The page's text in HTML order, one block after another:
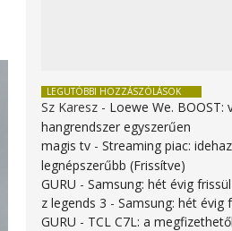
LEGUTÓBBI HOZZÁSZÓLÁSOK
Sz Karesz - Loewe We. BOOST:
hangrendszer egyszerűen
magis tv -Streaming piac:
legnépszerűbb (Frissítve)
GURU -Samsung: hét évig
z legends 3 -Samsung: hét évig
GURU - TCL C7L: a